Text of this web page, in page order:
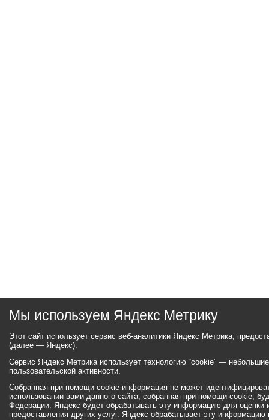
Мы используем Яндекс Метрику
Этот сайт использует сервис веб-аналитики Яндекс Метрика,
(далее — Яндекс).
Сервис Яндекс Метрика использует технологию “cookie” —
пользовательской активности.
Собранная при помощи cookie информация не может
использовании вами данного сайта, собранная при помощи cookie,
Федерации. Яндекс будет обрабатывать эту информацию для оценки
предоставления других услуг. Яндекс обрабатывает эту